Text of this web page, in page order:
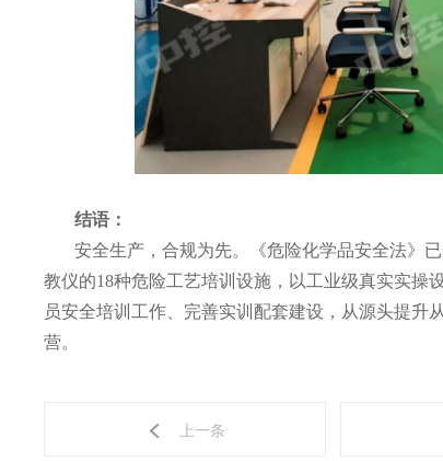
结语：
安全生产，合规为先。《危险化学品安全法》
教仪的18种危险工艺培训设施 ，以工业级真实实操
员安全培训工作、完善实训配套建设，从源头提升
营。
上一条